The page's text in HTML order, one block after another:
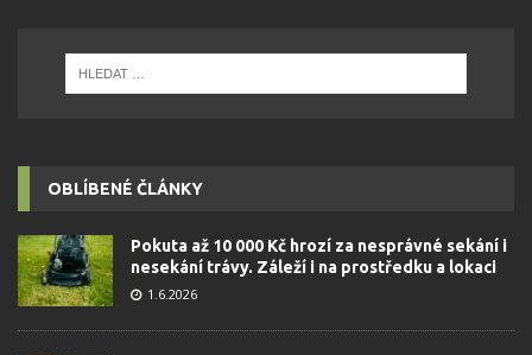
OBLÍBENÉ ČLÁNKY
Pokuta až 10 000 Kč hrozí za nesprávné sekání i
nesekání trávy. Záleží i na prostředku a lokaci
1.6.2026